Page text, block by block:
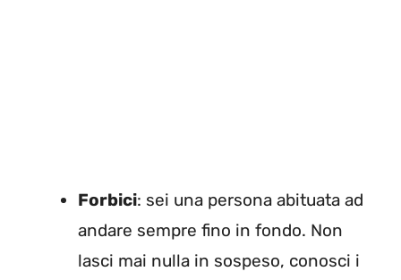
Forbici: sei una persona abituata ad
andare sempre fino in fondo. Non
lasci mai nulla in sospeso, conosci i